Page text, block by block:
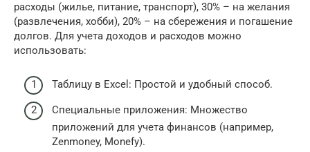
расходы (жилье, питание, транспорт), 30% – на желания
(развлечения, хобби), 20% – на сбережения и погашение
долгов. Для учета доходов и расходов можно
использовать:
Таблицу в Excel: Простой и удобный способ.
Специальные приложения: Множество
приложений для учета финансов (например,
Zenmoney, Monefy).